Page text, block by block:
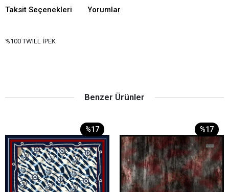
Taksit Seçenekleri Yorumlar
%100 TWILL İPEK
Benzer Ürünler
%17 %17